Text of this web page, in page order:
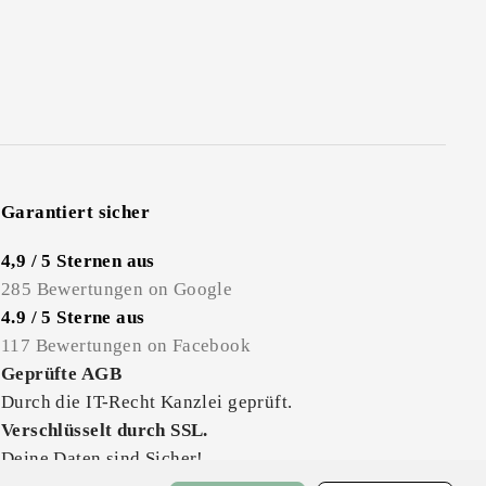
Garantiert sicher
4,9 / 5 Sternen aus
285 Bewertungen on Google
4.9 / 5 Sterne aus
117 Bewertungen on Facebook
Geprüfte AGB
Durch die IT-Recht Kanzlei geprüft.
Verschlüsselt durch SSL.
Deine Daten sind Sicher!